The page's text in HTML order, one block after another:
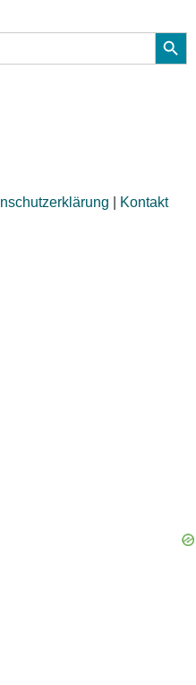
Kontakt